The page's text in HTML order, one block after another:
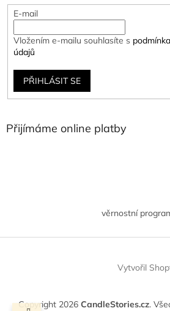
E-mail
Vložením e-mailu souhlasíte s
údajů
PŘIHLÁSIT SE
Přijímáme online platby
věrnostní
Vytvořil
Copyright 2026 CandleStories.cz.